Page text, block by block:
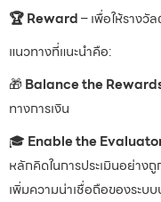
🏆 Reward– เพื่อให้รางวั
แนวทางที่แนะนำคือ:
🎁 Balance the
ทางการเงิน
🎓 Enable the
หลักคิดในการประเมินอย่าง
เพิ่มความน่าเชื่อถือของระบบ